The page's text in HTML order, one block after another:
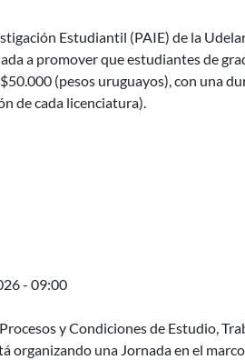
a Investigación Estudiantil (PAIE)
Estudiantil (PAIE) de la
a promover que estudiantes de
(pesos uruguayos), con una
de cada licenciatura).
de hormigón reforzado con fibras
con fibras II (HRFII)
- 09:00
del Día Mundial de la Seguridad y
y Condiciones de Estudio,
organizando una Jornada en el